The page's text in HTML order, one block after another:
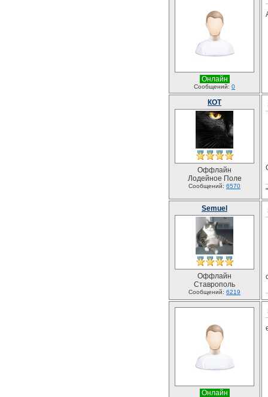
Онлайн
Сообщений: 0
КОТ
Оффлайн
Лодейное Поле
Сообщений: 6570
Semuel
Оффлайн
Ставрополь
Сообщений: 6219
Онлайн